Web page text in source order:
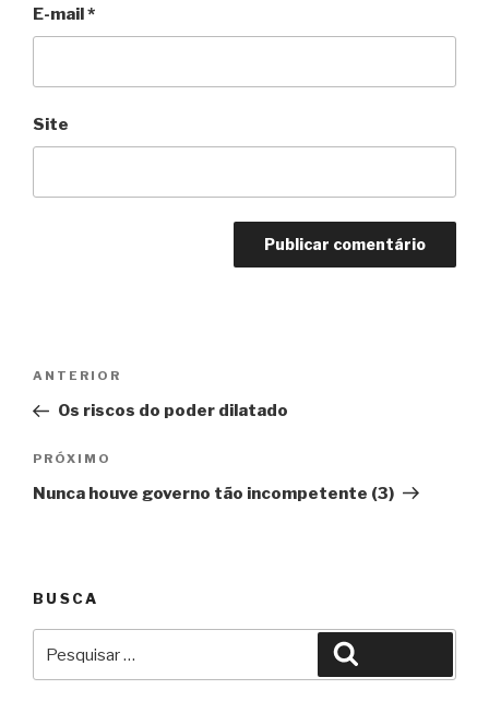
E-mail*
Site
Post
Anterior
ANTERIOR
Os riscos do poder dilatado
Próximo
PRÓXIMO
Nunca houve governo tão incompetente (3)
BUSCA
por: